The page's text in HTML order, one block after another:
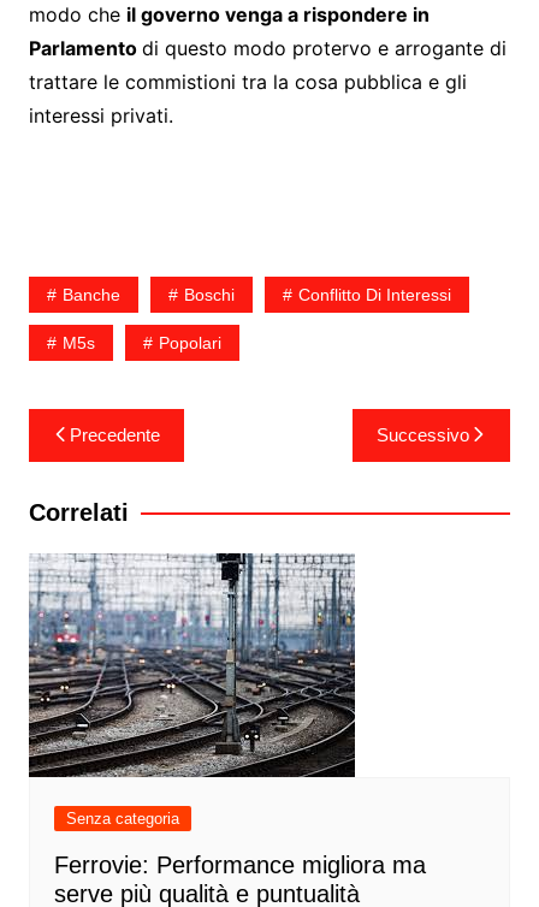
modo che il governo venga a rispondere in
Parlamento di questo modo protervo e arrogante di
trattare le commistioni tra la cosa pubblica e gli
interessi privati.
Banche Boschi Conflitto Di Interessi
M5s Popolari
Navigazione
articoli
Precedente Successivo
Correlati
Senza categoria
Ferrovie: Performance migliora ma
serve più qualità e puntualità